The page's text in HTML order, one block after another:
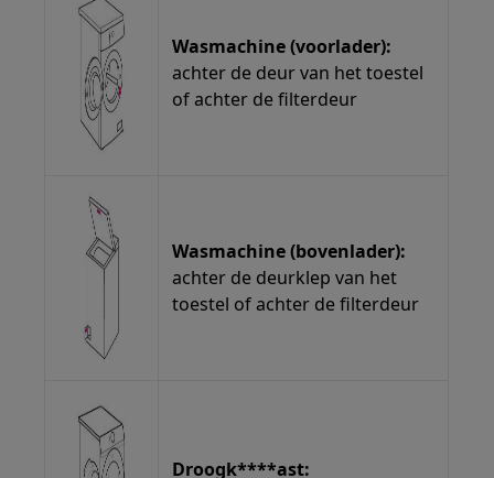
Wasmachine (voorlader):
achter de deur van het toestel
of achter de filterdeur
Wasmachine (bovenlader):
achter de deurklep van het
toestel of achter de filterdeur
Droogk****ast: